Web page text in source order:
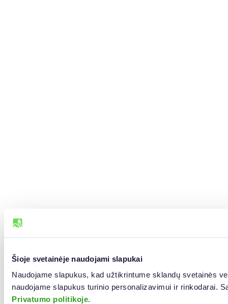
Šioje svetainėje naudojami slapukai
Naudojame slapukus, kad užtikrintume sklandų svetainės
Privatumo politikoje.